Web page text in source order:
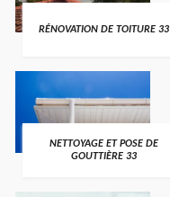
RÉNOVATION DE TOITURE 33
NETTOYAGE ET POSE DE
GOUTTIÈRE 33